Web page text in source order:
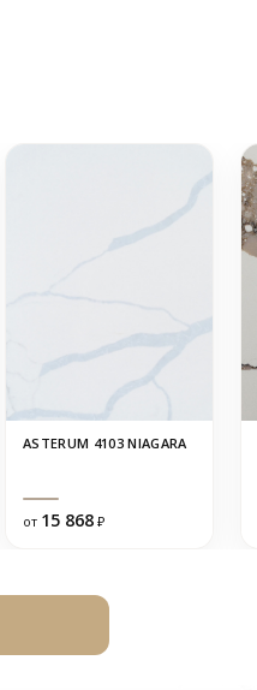
ASTERUM 4103 NIAGARA
от 15 868 ₽